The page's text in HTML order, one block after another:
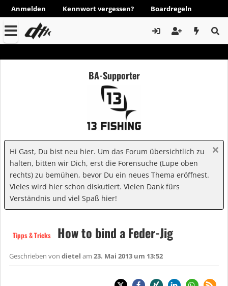
Anmelden Kennwort vergessen? Boardregeln
BA-Supporter
Hi Gast, Du bist neu hier. Um das Forum übersichtlich zu
halten, bitten wir Dich, erst die Forensuche (Lupe oben
rechts) zu bemühen, bevor Du ein neues Thema eröffnest.
Vieles wird hier schon diskutiert. Vielen Dank fürs
Verständnis und viel Spaß hier!
Tipps & Tricks How to bind a Feder-Jig
Geschrieben von dietel am 23. Mai 2013 um 13:52